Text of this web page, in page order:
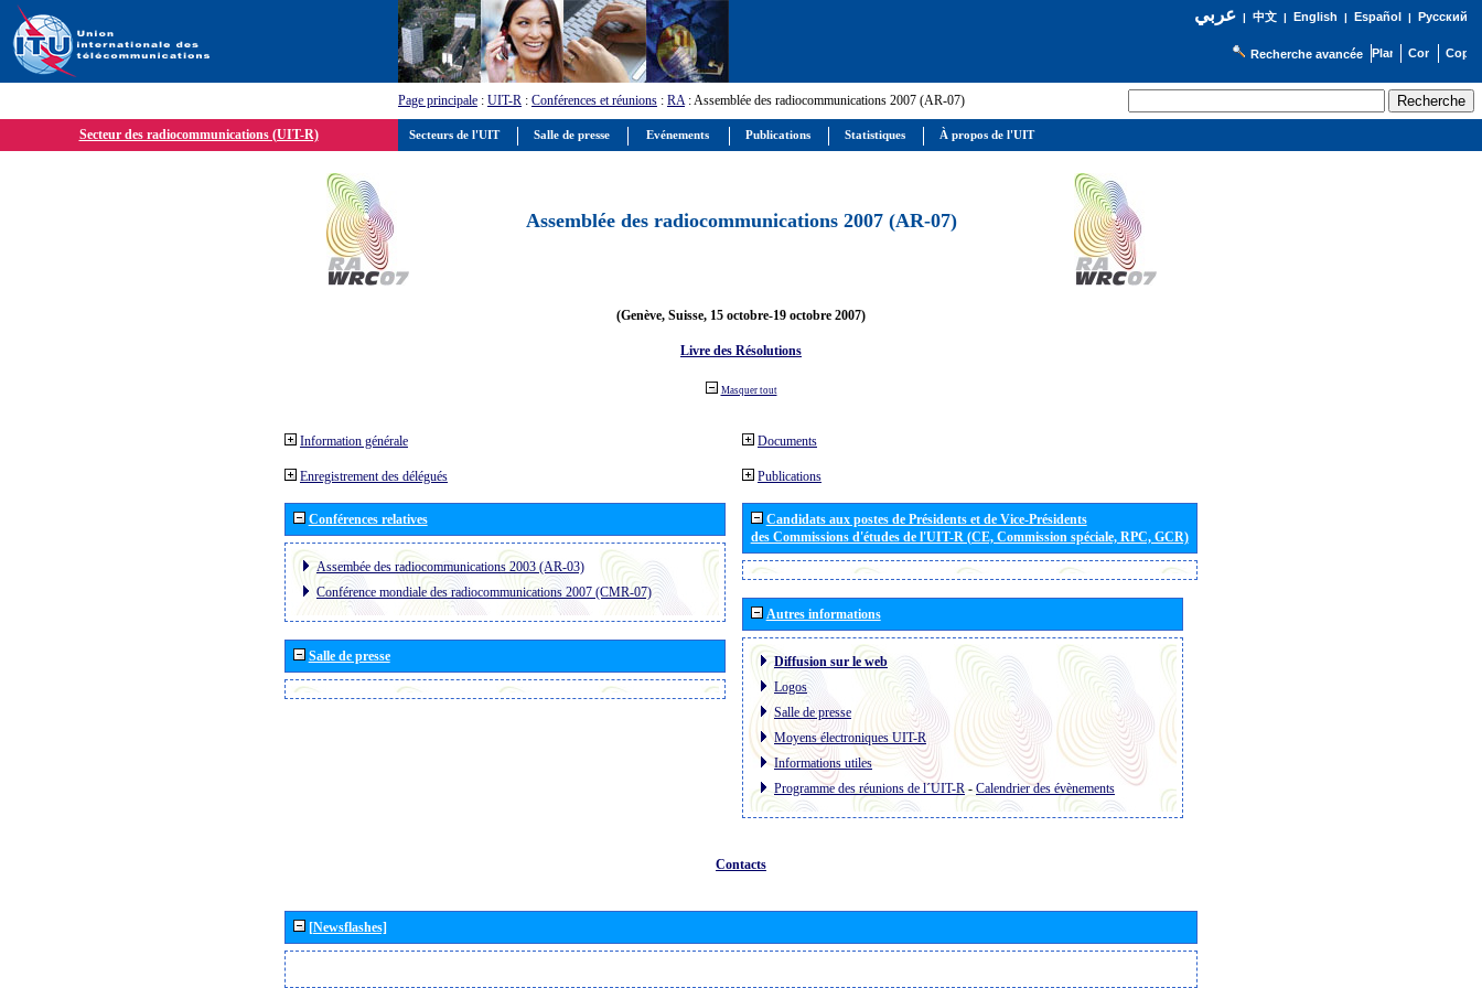
عربي| 中文| English | Español | Русский
Recherche avancée
Page principale : UIT-R : Conférences et réunions : RA: Assemblée des radiocommunications 2007 (AR-07)
Secteur des radiocommunications (UIT-R)
Assemblée des radiocommunications 2007 (AR-07)
(Genève, Suisse, 15 octobre-19 octobre 2007)
Livre des Résolutions
Masquer tout
Information générale
Enregistrement des délégués
Conférences relatives
Assembée des radiocommunications 2003 (AR-03)
Conférence mondiale des radiocommunications 2007 (CMR-07)
Salle de presse
Documents
Publications
Candidats aux postes de Présidents et de Vice-Présidents
des Commissions d'études de l'UIT-R (CE, Commission spéciale, RPC, GCR)
Autres informations
Diffusion sur le web
Logos
Salle de presse
Moyens électroniques UIT-R
Informations utiles
Programme des réunions de l´UIT-R- Calendrier des évènements
Contacts
[Newsflashes]
Secteurs de l'UIT Salle de presse Evénements Publications Statistiques À propos de l'UIT